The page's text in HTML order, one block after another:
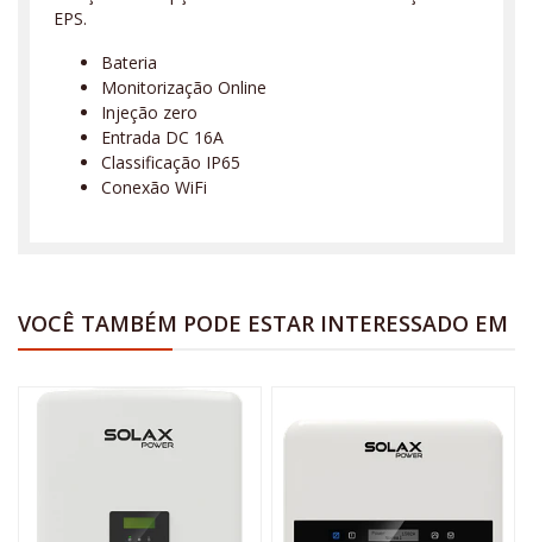
EPS.
Bateria
Monitorização Online
Injeção zero
Entrada DC 16A
Classificação IP65
Conexão WiFi
VOCÊ TAMBÉM PODE ESTAR INTERESSADO EM